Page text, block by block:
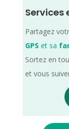
Services
Partagez
GPS et sa
Sortez en
et vous